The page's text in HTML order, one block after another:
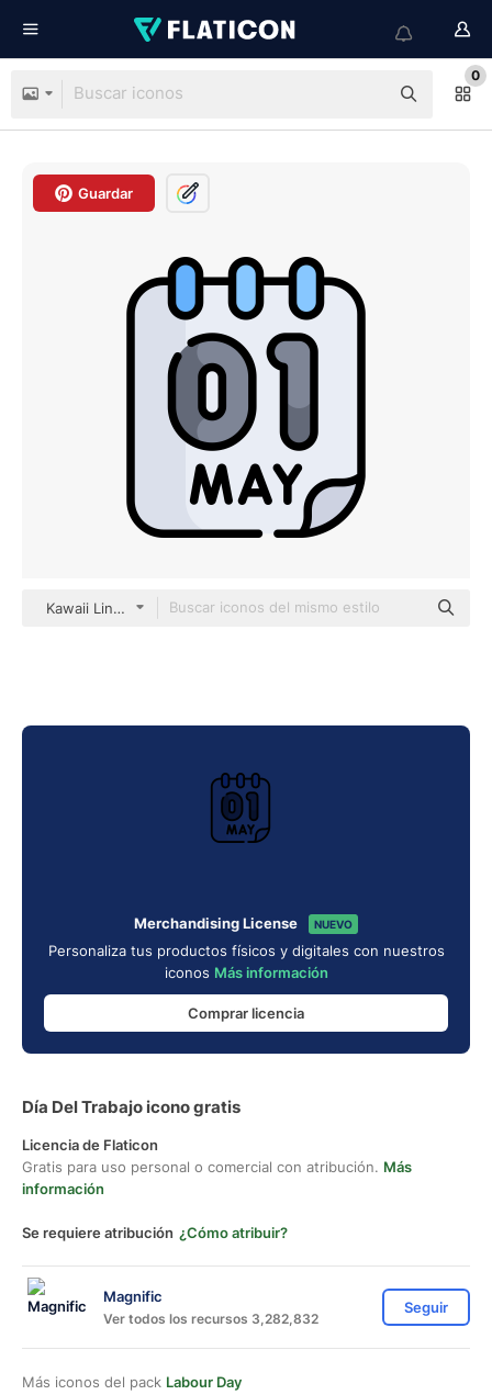
0
Guardar
Kawaii Lineal color
Merchandising License NUEVO
Personaliza tus productos físicos y digitales con nuestros
iconos Más información
Comprar licencia
Día Del Trabajo icono gratis
Licencia de Flaticon
Gratis para uso personal o comercial con atribución. Más
información
Se requiere atribución ¿Cómo atribuir?
Magnific
Ver todos los recursos 3,282,832
Seguir
Más iconos del pack Labour Day